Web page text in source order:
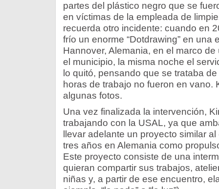
partes del plástico negro que se
en víctimas de la empleada de
recuerda otro incidente: cuando en
frío un enorme “Dotdrawing” en una
Hannover, Alemania, en el marco
el municipio, la misma noche el
lo quitó, pensando que se trataba
horas de trabajo no fueron en vano.
algunas fotos.
Una vez finalizada la intervención,
trabajando con la USAL, ya que
llevar adelante un proyecto similar
tres años en Alemania como
Este proyecto consiste de una
quieran compartir sus trabajos,
niñas y, a partir de ese encuentro,